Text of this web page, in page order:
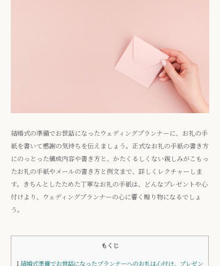
結婚式の準備でお世話になったウェディングプランナーに、お礼の手
紙を書いて感謝の気持ちを伝えましょう。正式なお礼の手紙の書き方
にのっとった構成内容や書き方と、かたくるしくない親しみがこもっ
たお礼の手紙やメールの書き方と例文まで、詳しくレクチャーしま
す。きちんとしたためた丁寧なお礼の手紙は、どんなプレゼントや心
付けより、ウェディングプランナーの心に響く贈り物になるでしょ
う。
もくじ
1結婚式準備でお世話になったプランナーへのお礼は心付け、プレゼン